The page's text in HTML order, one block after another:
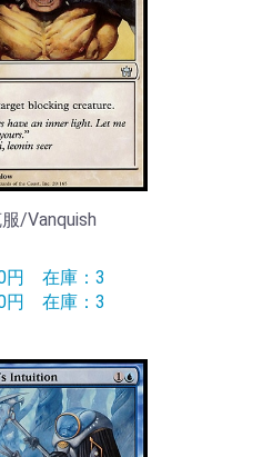
/Vanquish
円在庫：3
円在庫：3